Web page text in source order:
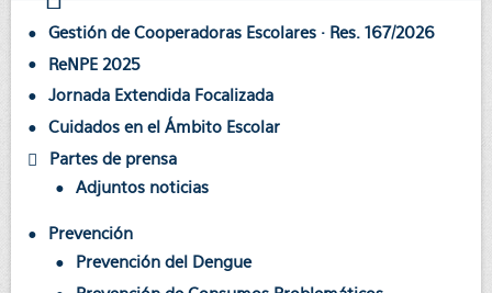
Gestión de Cooperadoras Escolares · Res. 167/2026
ReNPE 2025
Jornada Extendida Focalizada
Cuidados en el Ámbito Escolar
Partes de prensa
Adjuntos noticias
Prevención
Prevención del Dengue